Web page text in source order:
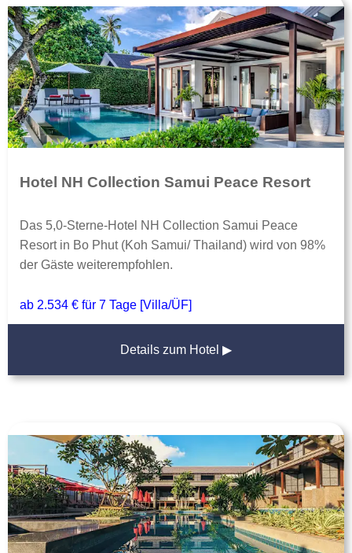
Hotel NH Collection Samui Peace Resort
Das 5,0-Sterne-Hotel NH Collection Samui Peace
Resort in Bo Phut (Koh Samui/ Thailand) wird von 98%
der Gäste weiterempfohlen.
ab 2.534 € für 7 Tage [Villa/ÜF]
Details zum Hotel ▶